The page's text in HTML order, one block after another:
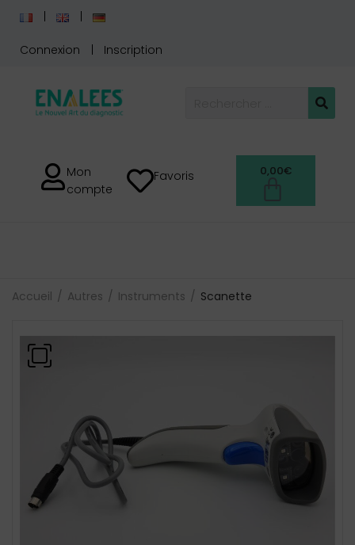
Connexion Inscription
Mon
compte
Favoris 0,00€
Accueil Autres Instruments Scanette